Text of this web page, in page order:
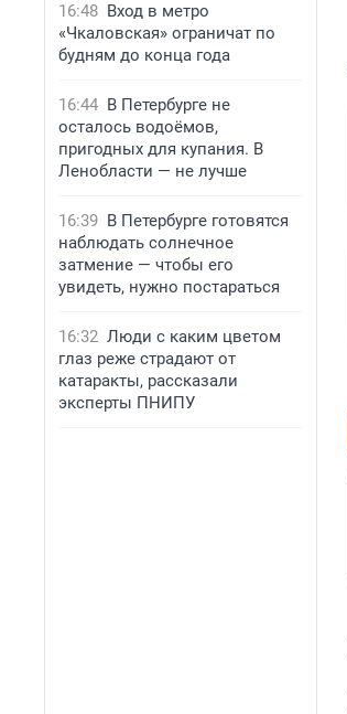
16:48 Вход в метро
«Чкаловская» ограничат по
будням до конца года
16:44 В Петербурге не
осталось водоёмов,
пригодных для купания. В
Ленобласти — не лучше
16:39 В Петербурге готовятся
наблюдать солнечное
затмение — чтобы его
увидеть, нужно постараться
16:32 Люди с каким цветом
глаз реже страдают от
катаракты, рассказали
эксперты ПНИПУ